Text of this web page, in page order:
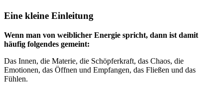
Eine kleine Einleitung
Wenn man von weiblicher Energie spricht, dann ist damit
häufig folgendes gemeint:
Das Innen, die Materie, die Schöpferkraft, das Chaos, die
Emotionen, das Öffnen und Empfangen, das Fließen und das
Fühlen.